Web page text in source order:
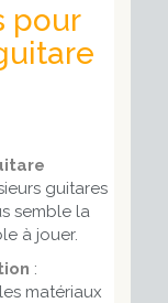
pour
guitares
semble la
à jouer.
:
matériaux